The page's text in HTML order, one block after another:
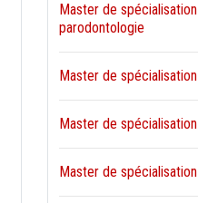
Master de
parodontologie
Master de
Master de
Master de